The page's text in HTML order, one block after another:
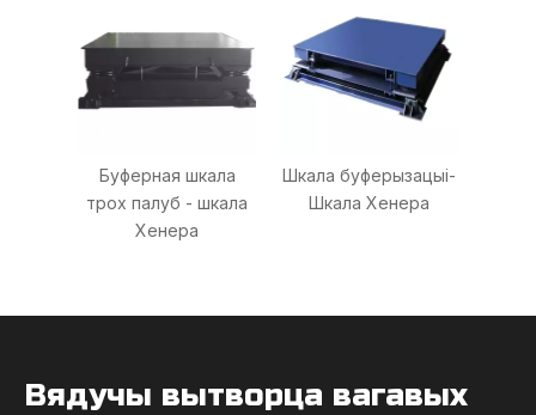
Буферная шкала
трох палуб - шкала
Хенера
Шкала буферызацыі-
Шкала Хенера
Вядучы вытворца вагавых